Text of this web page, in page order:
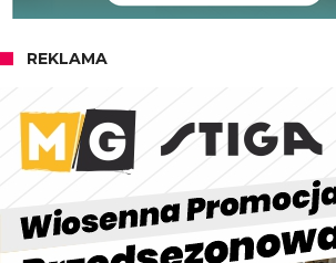
REKLAMA